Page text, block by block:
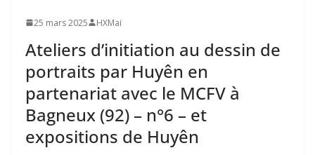
25 mars 2025 HXMai
Ateliers d’initiation au dessin de
portraits par Huyên en
partenariat avec le MCFV à
Bagneux (92) – n°6 – et
expositions de Huyên